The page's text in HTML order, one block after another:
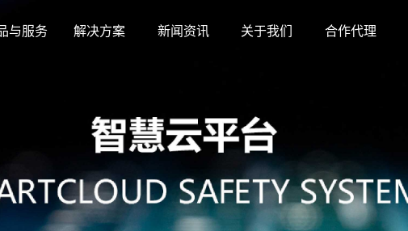
与服务 解决方案 新闻资讯 关于我们 合作代理